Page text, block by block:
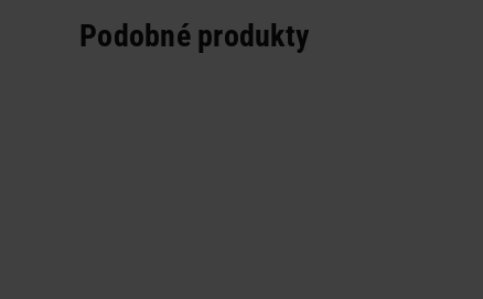
Podobné produkty